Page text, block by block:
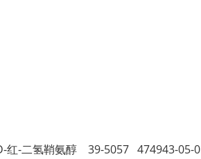
-二氢鞘氨醇 39-5057 474943-05-0